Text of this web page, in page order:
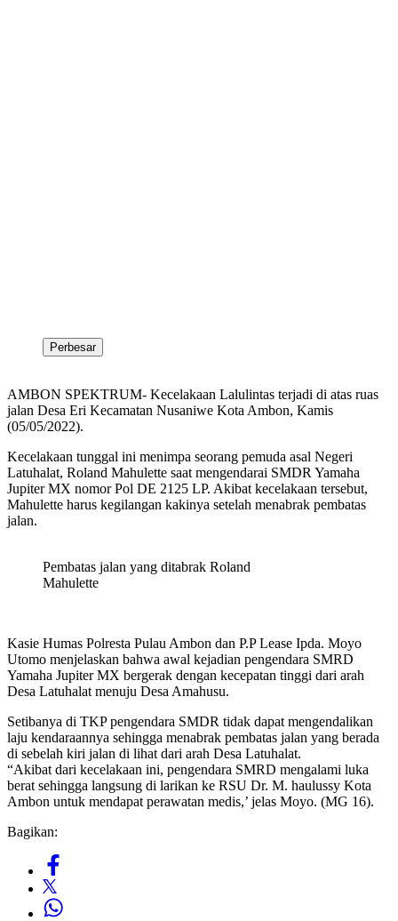
Perbesar
AMBON SPEKTRUM- Kecelakaan Lalulintas terjadi di atas ruas
jalan Desa Eri Kecamatan Nusaniwe Kota Ambon, Kamis
(05/05/2022).
Kecelakaan tunggal ini menimpa seorang pemuda asal Negeri
Latuhalat, Roland Mahulette saat mengendarai SMDR Yamaha
Jupiter MX nomor Pol DE 2125 LP. Akibat kecelakaan tersebut,
Mahulette harus kegilangan kakinya setelah menabrak pembatas
jalan.
Pembatas jalan yang ditabrak Roland
Mahulette
Kasie Humas Polresta Pulau Ambon dan P.P Lease Ipda. Moyo
Utomo menjelaskan bahwa awal kejadian pengendara SMRD
Yamaha Jupiter MX bergerak dengan kecepatan tinggi dari arah
Desa Latuhalat menuju Desa Amahusu.
Setibanya di TKP pengendara SMDR tidak dapat mengendalikan
laju kendaraannya sehingga menabrak pembatas jalan yang berada
di sebelah kiri jalan di lihat dari arah Desa Latuhalat.
“Akibat dari kecelakaan ini, pengendara SMRD mengalami luka
berat sehingga langsung di larikan ke RSU Dr. M. haulussy Kota
Ambon untuk mendapat perawatan medis,’ jelas Moyo. (MG 16).
Bagikan: